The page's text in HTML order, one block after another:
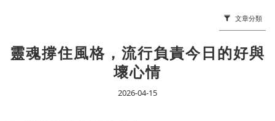
文章分類
靈魂撐住風格，流行負責今日的好與
壞心情
2026-04-15